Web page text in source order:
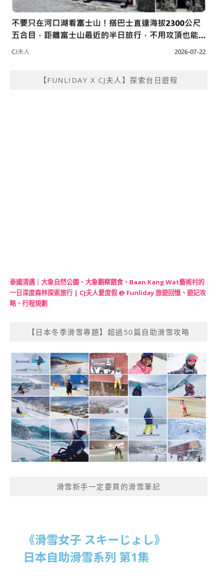
【FUNLIDAY X CJ夫人】探索台日遊程
泰國清邁｜大象自然公園、大象觀察餵食、Baan Kang Wat藝術村的
一日深度森林探索旅行 | CJ夫人愛度假 @ Funliday 旅遊回憶、遊記攻
略、行程規劃
【日本冬季滑雪專題】超過50篇自助滑雪攻略
滑雪新手一定要買的滑雪筆記